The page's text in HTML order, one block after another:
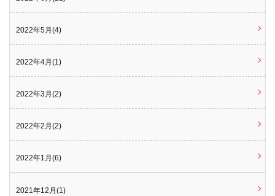
2022年5月(4)
2022年4月(1)
2022年3月(2)
2022年2月(2)
2022年1月(6)
2021年12月(1)